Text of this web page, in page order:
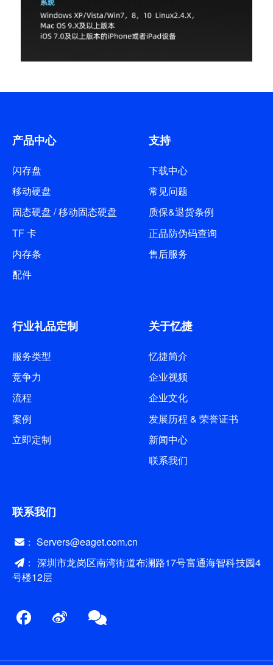
产品中心
闪存盘
移动硬盘
固态硬盘 / 移动固态硬盘
TF 卡
内存条
配件
支持
下载中心
常见问题
质保&退货条例
正品防伪码查询
售后服务
行业礼品定制
服务类型
竞争力
流程
案例
立即定制
关于忆捷
忆捷简介
企业视频
企业文化
发展历程 & 荣誉证书
新闻中心
联系我们
联系我们
： Servers@eaget.com.cn
： 深圳市龙岗区南湾街道布澜路17号富通海智科技园4
号楼12层